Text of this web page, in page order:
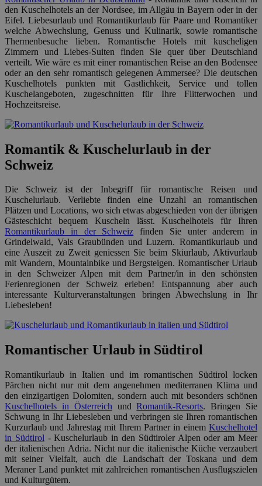
den Kuschelhotels an der Nordsee, im Allgäu in Bayern oder in der
Eifel. Liebesurlaub und Romantikurlaub für Paare und Romantiker
welche Abwechslung, Genuss und Kulinarik, sowie romantische
Thermenbesuche lieben. Romantische Hotels mit kuscheligen
Zimmern und Liebes-Suiten finden Sie quer über Deutschland
verteilt. Wie wäre es mit einer romantischen Reise an den Bodensee
oder an den sehr romantisch gelegenen Ammersee? Die deutschen
Kuschelhotels punkten mit Gastlichkeit, Service und tollen
Kuschelangeboten, zugeschnitten für Ihre Flitterwochen und
Hochzeitsreise.
Romantik & Kuschelurlaub in der
Schweiz
Die Schweiz ist der Inbegriff für romantische Reisen und
Kuschelurlaub. Verliebte finden eine Unzahl an romantischen
Plätzen und Locations, wo sich etwas abgeschieden von der übrigen
Gästeschicht bequem Kuscheln lässt. Kuschelhotels für Ihren
Romantikurlaub in der Schweiz finden Sie unter anderem in
Grindelwald, Vals Graubünden und Luzern. Romantikurlaub und
eine Auszeit zu Zweit geniessen Sie beim Skiurlaub, Aktivurlaub
mit Wandern, Mountainbike und Bergsteigen. Romantischer Urlaub
in den Schweizer Alpen mit dem Partner/in in den schönsten
Ferienregionen der Schweiz erleben! Entspannung aber auch
interessante Kulturveranstaltungen bringen Abwechslung in Ihr
Liebesleben!
Romantischer Urlaub in Südtirol
Romantikurlaub in Italien und im romantischen Südtirol locken
Pärchen nicht nur mit dem angenehmen mediterranen Klima und
den einzigartigen Dolomiten, sondern auch mit besonders schönen
Kuschelhotels in Österreich undRomantik-Resorts. Bringen Sie
Schwung in Ihr Liebesleben und verbringen sie Ihren romantischen
Kurzurlaub und Jahrestag mit Ihrem Partner in einem Kuschelhotel
in Südtirol - Kuschelurlaub in den Südtiroler Alpen oder am Meer
der italienischen Adria. Nicht nur die italienische Küche verzaubert
mit seiner Vielfalt, auch die Landschaft der Toskana und dem
Meraner Land punktet mit zahlreichen romantischen Ausflugszielen
und Kulturgütern.